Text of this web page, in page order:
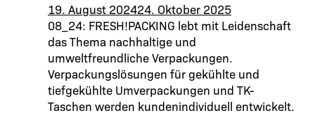
19. August 202424. Oktober 2025
08_24: FRESH!PACKING lebt mit Leidenschaft
das Thema nachhaltige und
umweltfreundliche Verpackungen.
Verpackungslösungen für gekühlte und
tiefgekühlte Umverpackungen und TK-
Taschen werden kundenindividuell entwickelt.